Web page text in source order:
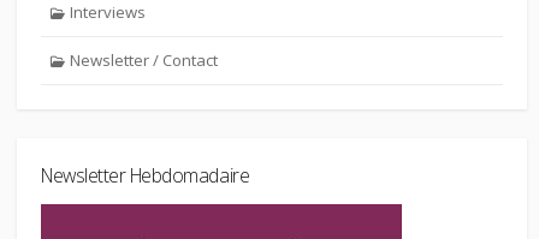
Interviews
Newsletter / Contact
Newsletter Hebdomadaire